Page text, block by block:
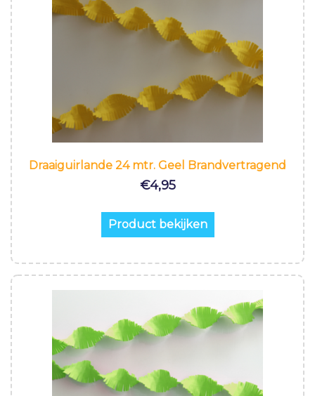
Draaiguirlande 24 mtr. Geel Brandvertragend
€4,95
Product bekijken